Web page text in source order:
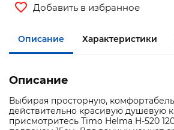
Добавить в избранное
Описание Характеристики
Описание
Выбирая просторную,
действительно красивую душевую
присмотритесь Timo Helma H-520